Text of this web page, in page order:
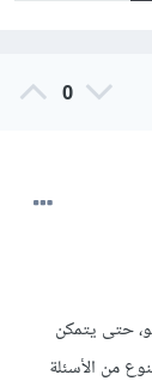
0
حتى يتمكن
من الأسئلة